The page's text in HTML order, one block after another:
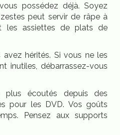
possédez déjà. Soyez
peut servir de râpe à
les assiettes de plats de
hérités. Si vous ne les
inutiles, débarrassez-vous
plus écoutés depuis des
pour les DVD. Vos goûts
Pensez aux supports